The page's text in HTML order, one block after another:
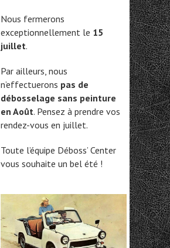
Nous fermerons
exceptionnellement le 15
juillet.
Par ailleurs, nous
n’effectuerons pas de
débosselage sans peinture
en Août. Pensez à prendre vos
rendez-vous en juillet.
Toute l’équipe Déboss’ Center
vous souhaite un bel été !